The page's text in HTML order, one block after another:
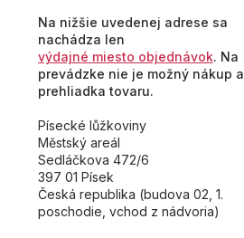
Na nižšie uvedenej adrese sa
nachádza len
výdajné miesto objednávok. Na
prevádzke nie je možný nákup a
prehliadka tovaru.
Písecké lůžkoviny
Městský areál
Sedláčkova 472/6
397 01 Písek
Česká republika (budova 02, 1.
poschodie, vchod z nádvoria)